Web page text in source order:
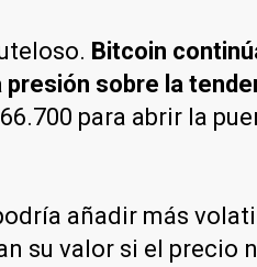
Bitcoin
sobre la
para abrir la
añadir más
su valor si el precio